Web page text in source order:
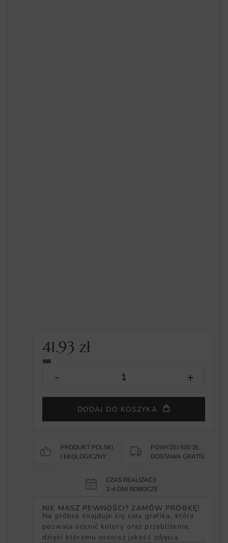
41.93zł
DODAJ DO KOSZYKA
PRODUKT POLSKI
I EKOLOGICZNY
POWYŻEJ 500 ZŁ
DOSTAWA GRATIS
CZAS REALIZACJI
2-4 DNI ROBOCZE
NIE MASZ PEWNOŚCI? ZAMÓW PRÓBKĘ!
Na próbce znajduje się cała grafika, która
pozwala ocenić kolory oraz przybliżenie,
dzięki któremu ocenisz jakość zdjęcia.